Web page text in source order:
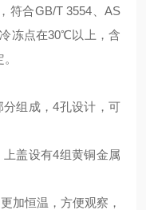
，符合GB/T 3554、 AS
冻点在30℃以上，含
。
组成，4孔设计，可
盖设有4组黄铜金属
加恒温，方便观察，